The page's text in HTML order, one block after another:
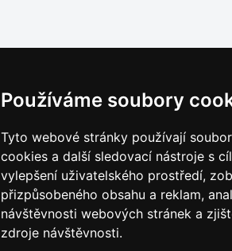
Používáme soubory
Tyto webové stránky používají
cookies a další sledovací nástroje s
vylepšení uživatelského prostředí,
přizpůsobeného obsahu a reklam,
návštěvnosti webových stránek a
zdroje návštěvnosti.